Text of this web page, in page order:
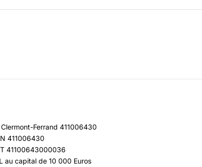
Clermont-Ferrand 411006430
411006430
41100643000036
au capital de 10 000 Euros